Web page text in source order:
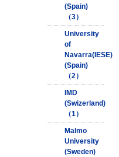
(Spain)
（3）
University
of
Navarra(IESE)
(Spain)
（2）
IMD
(Swizerland)
（1）
Malmo
University
(Sweden)